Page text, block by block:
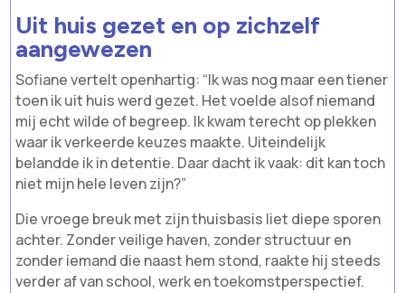
Uit huis gezet en op zichzelf
aangewezen
Sofiane vertelt openhartig: “Ik was nog maar een tiener
toen ik uit huis werd gezet. Het voelde alsof niemand
mij echt wilde of begreep. Ik kwam terecht op plekken
waar ik verkeerde keuzes maakte. Uiteindelijk
belandde ik in detentie. Daar dacht ik vaak: dit kan toch
niet mijn hele leven zijn?”
Die vroege breuk met zijn thuisbasis liet diepe sporen
achter. Zonder veilige haven, zonder structuur en
zonder iemand die naast hem stond, raakte hij steeds
verder af van school, werk en toekomstperspectief.